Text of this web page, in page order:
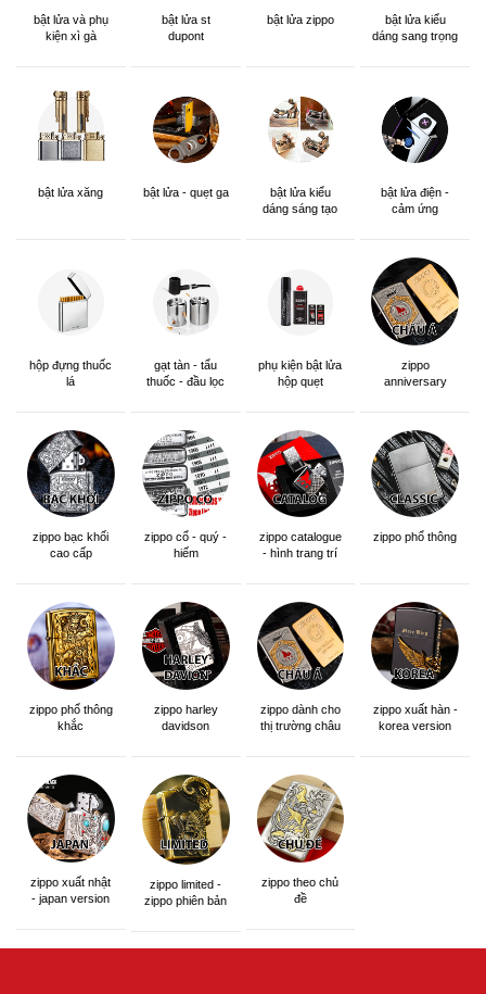
bật lửa và phụ
kiện xì gà
bật lửa st
dupont
bật lửa zippo
bật lửa kiểu
dáng sang trọng
bật lửa xăng bật lửa - quẹt ga
bật lửa kiểu
dáng sáng tạo
bật lửa điện -
cảm ứng
hộp đựng thuốc
lá
gạt tàn - tẩu
thuốc - đầu lọc
phụ kiện bật lửa
hộp quẹt
zippo
anniversary
zippo bạc khối
cao cấp
zippo cổ - quý -
hiếm
zippo catalogue
- hình trang trí
zippo phổ thông
zippo phổ thông
khắc
zippo harley
davidson
zippo dành cho
thị trường châu
zippo xuất hàn -
korea version
zippo xuất nhật
- japan version
zippo limited -
zippo phiên bản
zippo theo chủ
đề